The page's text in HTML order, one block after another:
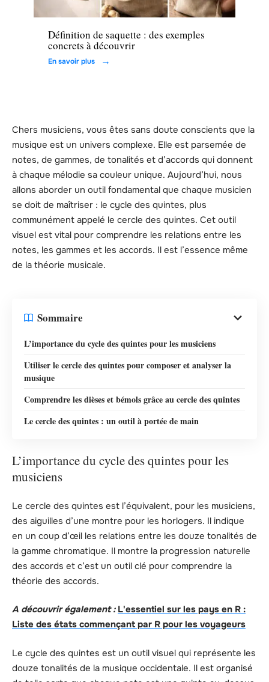
Définition de saquette : des exemples
concrets à découvrir
En savoir plus
Chers musiciens, vous êtes sans doute conscients que la
musique est un univers complexe. Elle est parsemée de
notes, de gammes, de tonalités et d’accords qui donnent
à chaque mélodie sa couleur unique. Aujourd’hui, nous
allons aborder un outil fondamental que chaque musicien
se doit de maîtriser : le cycle des quintes, plus
communément appelé le cercle des quintes. Cet outil
visuel est vital pour comprendre les relations entre les
notes, les gammes et les accords. Il est l’essence même
de la théorie musicale.
Sommaire
L’importance du cycle des quintes pour les musiciens
Utiliser le cercle des quintes pour composer et analyser la
musique
Comprendre les dièses et bémols grâce au cercle des quintes
Le cercle des quintes : un outil à portée de main
L’importance du cycle des quintes pour les
musiciens
Le cercle des quintes est l’équivalent, pour les musiciens,
des aiguilles d’une montre pour les horlogers. Il indique
en un coup d’œil les relations entre les douze tonalités de
la gamme chromatique. Il montre la progression naturelle
des accords et c’est un outil clé pour comprendre la
théorie des accords.
A découvrir également : L'essentiel sur les pays en R :
Liste des états commençant par R pour les voyageurs
Le cycle des quintes est un outil visuel qui représente les
douze tonalités de la musique occidentale. Il est organisé